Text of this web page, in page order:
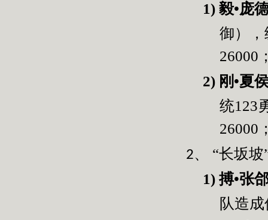
1) 毅•庞
御），
26000
2) 刚•夏
统123
26000
2、
“长坂
1) 搏•张
队造